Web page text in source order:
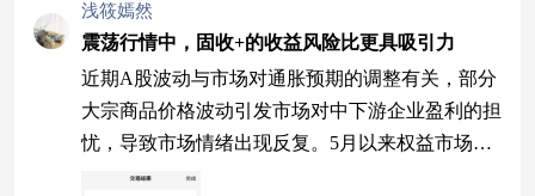
同类排名8/825，长期结果比较亮眼。愿意增加科
技配置的，可以从小比例开始分批布局。
浅筱嫣然
震荡行情中，固收+的收益风险比更具吸引力
近期A股波动与市场对通胀预期的调整有关，部分
大宗商品价格波动引发市场对中下游企业盈利的担
忧，导致市场情绪出现反复。5月以来权益市场整
体表现弱于含权固收+品种，这类产品在股市承压